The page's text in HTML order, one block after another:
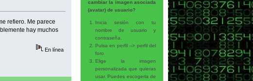
refiero. Me parece
hay muchos
En línea
cambiar la imagen asociada
(avatar) de usuario?
Inicia sesión con tu
nombre de usuario y
contraseña.
Pulsa en perfil --> perfil del
foro
Elige la imagen
personalizada que quieras
usar. Puedes escogerla de